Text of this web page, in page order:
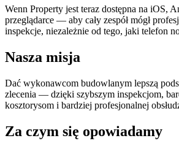
Wenn Property jest teraz dostępna na iOS,
przeglądarce — aby cały zespół mógł
inspekcje, niezależnie od tego, jaki telefon
Nasza misja
Dać wykonawcom budowlanym lepszą
zlecenia — dzięki szybszym inspekcjom,
kosztorysom i bardziej profesjonalnej
Za czym się opowiadamy